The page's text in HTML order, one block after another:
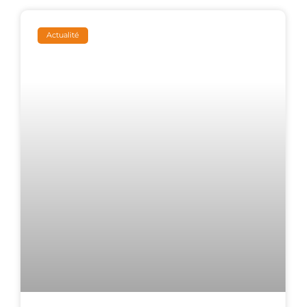
Actualité